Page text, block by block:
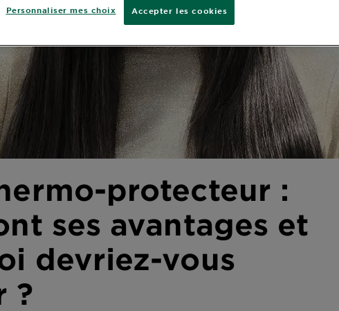
protecteur :
ses avantages et
devriez-vous
?
Accepter les cookies
Personnaliser mes choix